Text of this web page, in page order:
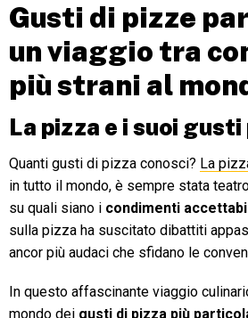
Gusti di pizze
un viaggio tra
più strani al
La pizza e i suoi
Quanti gusti di pizza conosci? La
in tutto il mondo, è sempre stata
su quali siano i condimenti
sulla pizza ha suscitato dibattiti
ancor più audaci che sfidano le
In questo affascinante viaggio
mondo dei gusti di pizza più